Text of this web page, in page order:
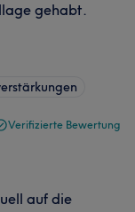
gehabt.
Verifizierte Bewertung
auf die